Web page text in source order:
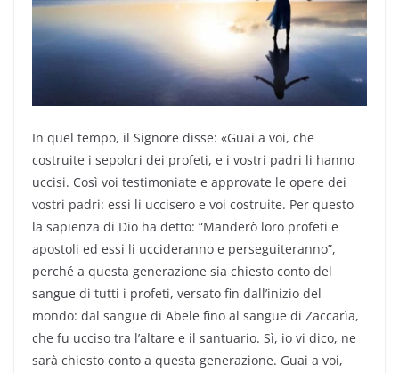
In quel tempo, il Signore disse: «Guai a voi, che
costruite i sepolcri dei profeti, e i vostri padri li hanno
uccisi. Così voi testimoniate e approvate le opere dei
vostri padri: essi li uccisero e voi costruite. Per questo
la sapienza di Dio ha detto: “Manderò loro profeti e
apostoli ed essi li uccideranno e perseguiteranno”,
perché a questa generazione sia chiesto conto del
sangue di tutti i profeti, versato fin dall’inizio del
mondo: dal sangue di Abele fino al sangue di Zaccarìa,
che fu ucciso tra l’altare e il santuario. Sì, io vi dico, ne
sarà chiesto conto a questa generazione. Guai a voi,